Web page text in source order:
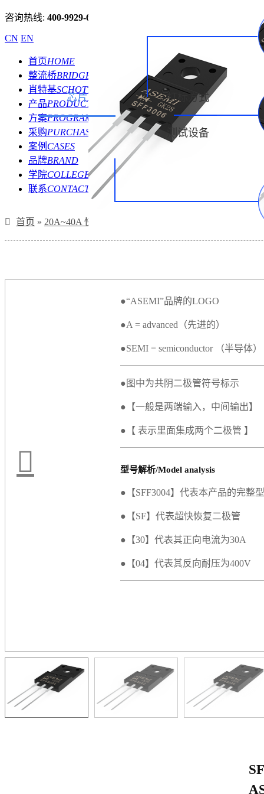
咨询热线: 400-9929-667
CN EN
首页HOME
整流桥BRIDGE
肖特基SCHOTTKY
产品PRODUCT
方案PROGRAM
采购PURCHASE
案例 CASES
品牌BRAND
学院COLLEGE
联系CONTACT
首页 » 20A~40A 快恢复二极管
●“ASEMI”品牌的LOGO
●A = advanced（先进的）
●SEMI = semiconductor （半导体）
●图中为共阴二极管符号标示
●【一般是两端输入，中间输出】
●【 表示里面集成两个二极管 】
型号解析/Model analysis
●【SFF3004】代表本产品的完整
●【SF】代表超快恢复二极管
●【30】代表其正向电流为30A
●【04】代表其反向耐压为400V
芯片 打标方式
测试设备